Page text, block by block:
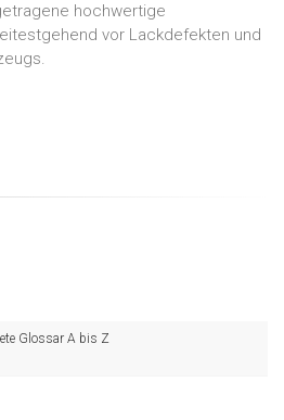
hochwertige
vor Lackdefekten und
Glossar A bis Z